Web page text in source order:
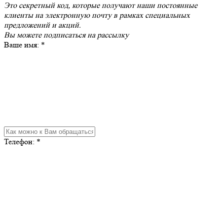
Это секретный код, которые получают наши постоянные
клиенты на электронную почту в рамках специальных
предложений и акций.
Вы можетеподписаться на рассылку
Ваше имя: *
Телефон: *